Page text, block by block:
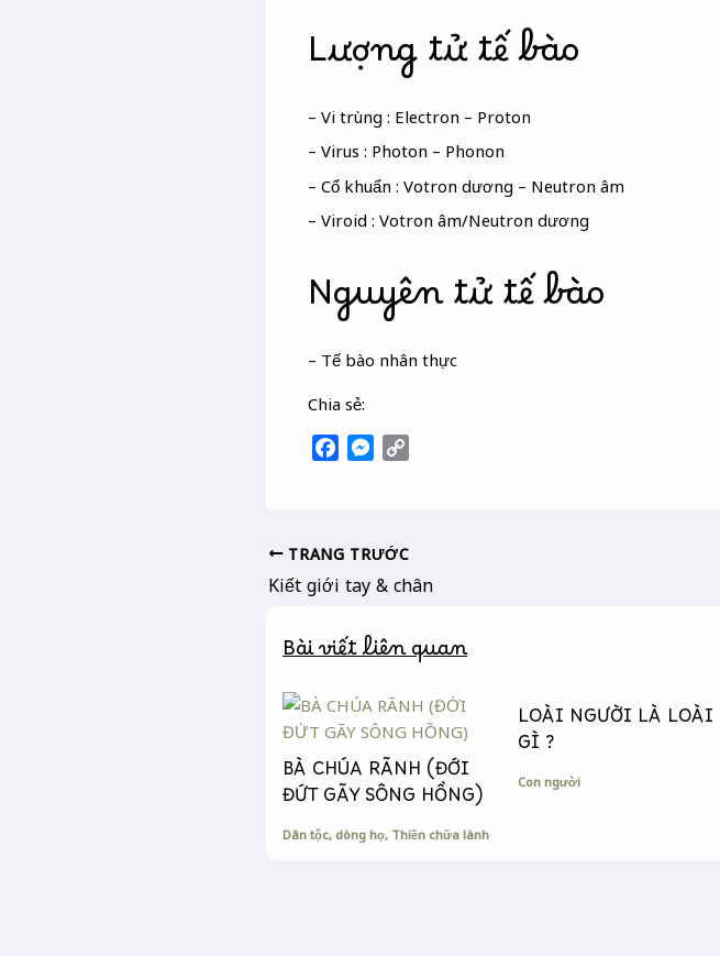
Lượng tử tế bào
– Vi trùng : Electron – Proton
– Virus : Photon – Phonon
– Cổ khuẩn : Votron dương – Neutron âm
– Viroid : Votron âm/Neutron dương
Nguyên tử tế bào
– Tế bào nhân thực
Chia sẻ:
b
o
k
M
e
n
e
r
L
i
TRANG TRƯỚC
Kiết giới tay & chân
Bài viết liên quan
BÀ CHÚA RÃNH (ĐỚI
ĐỨT GÃY SÔNG HỒNG)
Dân tộc, dòng họ, Thiền chữa lành
LOÀI NGƯỜI LÀ LOÀI
GÌ ?
Con người